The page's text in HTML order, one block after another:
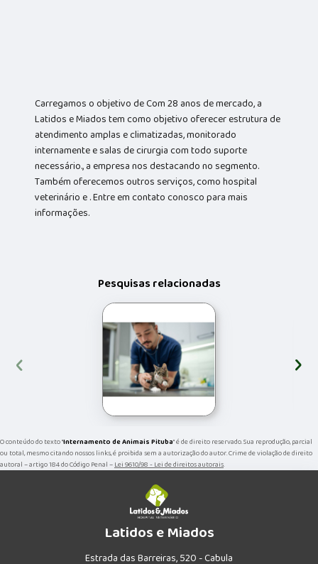
Carregamos o objetivo de Com 28 anos de mercado, a
Latidos e Miados tem como objetivo oferecer estrutura de
atendimento amplas e climatizadas, monitorado
internamente e salas de cirurgia com todo suporte
necessário., a empresa nos destacando no segmento.
Também oferecemos outros serviços, como hospital
veterinário e . Entre em contato conosco para mais
informações.
Pesquisas relacionadas
‹ ›
O conteúdo do texto "Internamento de Animais Pituba" é de direito reservado. Sua reprodução, parcial
ou total, mesmo citando nossos links, é proibida sem a autorização do autor. Crime de violação de direito
autoral – artigo 184 do Código Penal –Lei 9610/98 - Lei de direitos autorais.
Latidos e Miados
Estrada das Barreiras, 520 - Cabula